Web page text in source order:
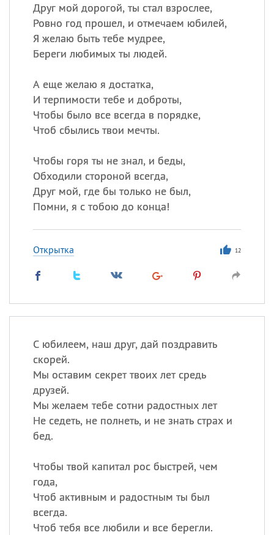
Друг мой дорогой, ты стал взрослее,
Ровно год прошел, и отмечаем юбилей,
Я желаю быть тебе мудрее,
Береги любимых ты людей.
А еще желаю я достатка,
И терпимости тебе и доброты,
Чтобы было все всегда в порядке,
Чтоб сбылись твои мечты.
Чтобы горя ты не знал, и беды,
Обходили стороной всегда,
Друг мой, где бы только не был,
Помни, я с тобою до конца!
Открытка 12
С юбилеем, наш друг, дай поздравить
скорей.
Мы оставим секрет твоих лет средь
друзей.
Мы желаем тебе сотни радостных лет
Не седеть, не полнеть, и не знать страх и
бед.
Чтобы твой капитал рос быстрей, чем
года,
Чтоб активным и радостным ты был
всегда.
Чтоб тебя все любили и все берегли.